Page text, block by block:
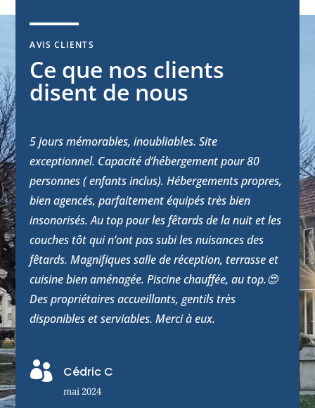
AVIS CLIENTS
Ce que nos clients
disent de nous
5 jours mémorables, inoubliables. Site
exceptionnel. Capacité d’hébergement pour 80
personnes ( enfants inclus). Hébergements propres,
bien agencés, parfaitement équipés très bien
insonorisés. Au top pour les fêtards de la nuit et les
couches tôt qui n’ont pas subi les nuisances des
fêtards. Magnifiques salle de réception, terrasse et
cuisine bien aménagée. Piscine chauffée, au top.😍
Des propriétaires accueillants, gentils très
disponibles et serviables. Merci à eux.
 Cédric C
mai 2024